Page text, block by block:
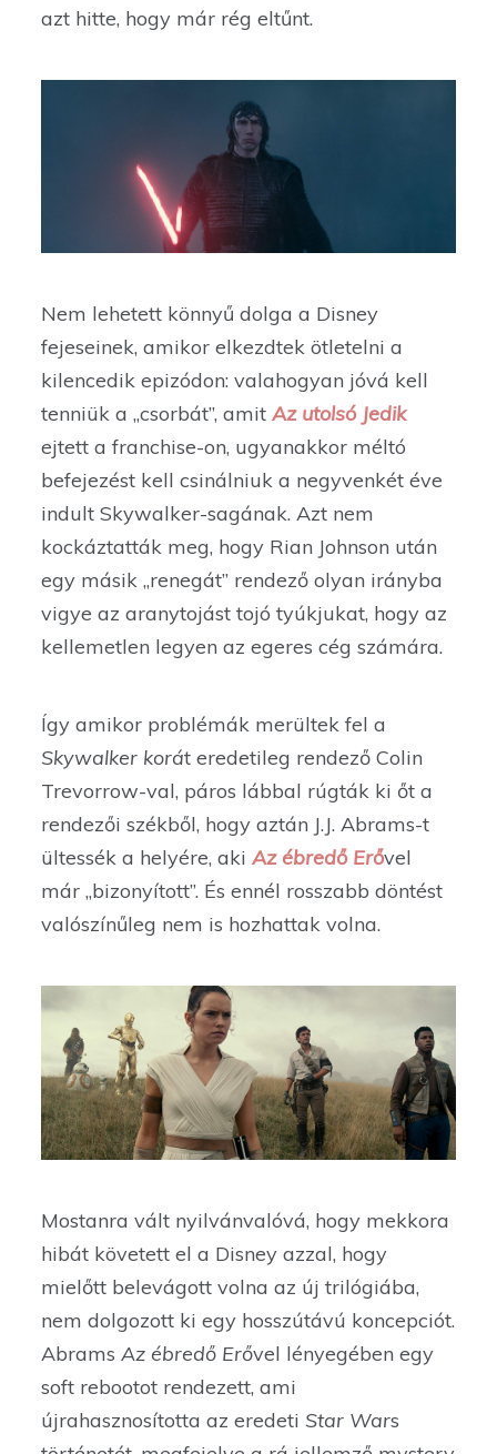
azt hitte, hogy már rég eltűnt.
Nem lehetett könnyű dolga a Disney
fejeseinek, amikor elkezdtek ötletelni a
kilencedik epizódon: valahogyan jóvá kell
tenniük a „csorbát”, amitAz utolsó Jedik
ejtett a franchise-on, ugyanakkor méltó
befejezést kell csinálniuk a negyvenkét éve
indult Skywalker-sagának. Azt nem
kockáztatták meg, hogy Rian Johnson után
egy másik „renegát” rendező olyan irányba
vigye az aranytojást tojó tyúkjukat, hogy az
kellemetlen legyen az egeres cég számára.
Így amikor problémák merültek fel a
Skywalker korát eredetileg rendező Colin
Trevorrow-val, páros lábbal rúgták ki őt a
rendezői székből, hogy aztán J.J. Abrams-t
ültessék a helyére, akiAz ébredő Erővel
már „bizonyított”. És ennél rosszabb döntést
valószínűleg nem is hozhattak volna.
Mostanra vált nyilvánvalóvá, hogy mekkora
hibát követett el a Disney azzal, hogy
mielőtt belevágott volna az új trilógiába,
nem dolgozott ki egy hosszútávú koncepciót.
AbramsAz ébredő Erővel lényegében egy
soft rebootot rendezett, ami
újrahasznosította az eredetiStar Wars